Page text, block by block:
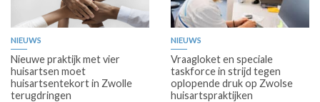
NIEUWS
Nieuwe praktijk met vier
huisartsen moet
huisartsentekort in Zwolle
terugdringen
NIEUWS
Vraagloket en speciale
taskforce in strijd tegen
oplopende druk op Zwolse
huisartspraktijken